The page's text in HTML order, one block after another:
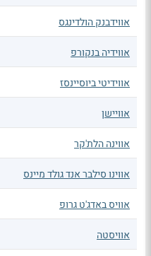
אווידבנק הולדינגס
אווידיה בנקורפ
אווידיטי ביוסיינסז
אוויישן
אווינה הלת'קר
אווינו סילבר אנד גולד מיינס
אוויס באדג'ט גרופ
אוויסטה